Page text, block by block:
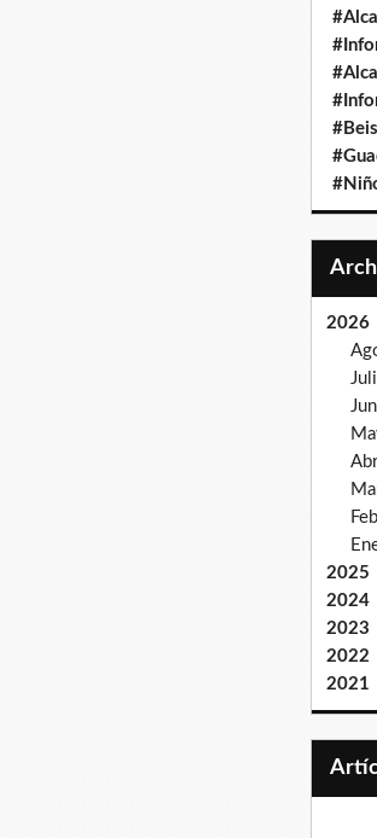
2026
2025
2024
2023
2022
2021